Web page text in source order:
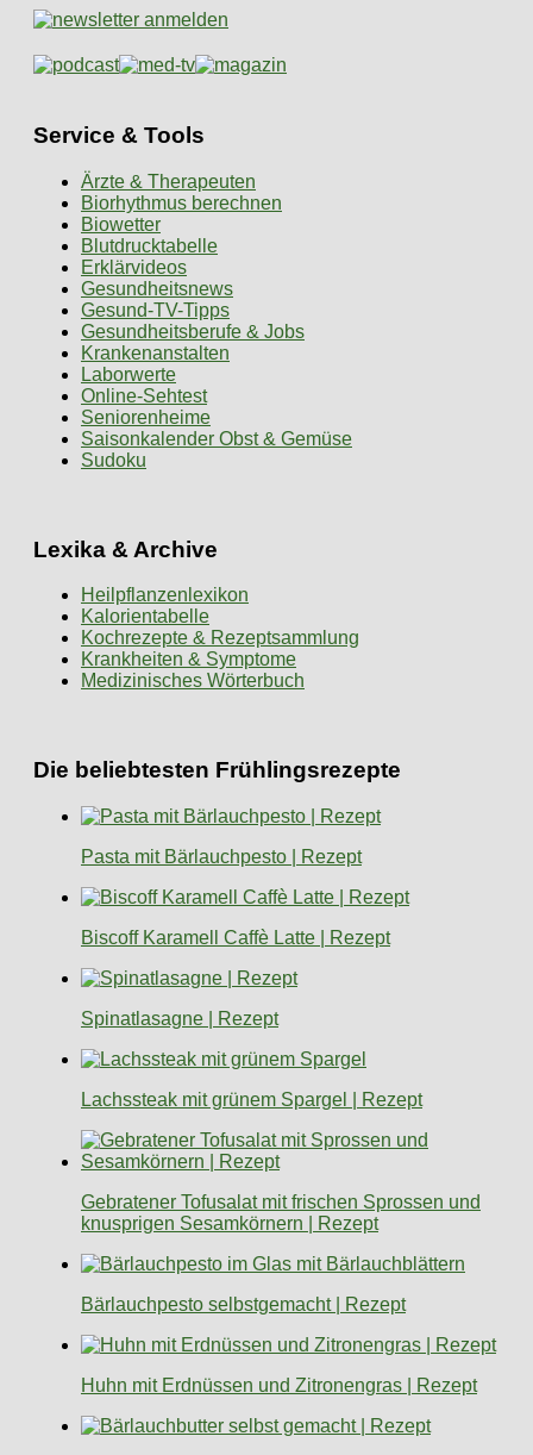
Service & Tools
Ärzte & Therapeuten
Biorhythmus berechnen
Biowetter
Blutdrucktabelle
Erklärvideos
Gesundheitsnews
Gesund-TV-Tipps
Gesundheitsberufe & Jobs
Krankenanstalten
Laborwerte
Online-Sehtest
Seniorenheime
Saisonkalender Obst & Gemüse
Sudoku
Lexika & Archive
Heilpflanzenlexikon
Kalorientabelle
Kochrezepte & Rezeptsammlung
Krankheiten & Symptome
Medizinisches Wörterbuch
Die beliebtesten Frühlingsrezepte
Pasta mit Bärlauchpesto | Rezept
Biscoff Karamell Caffè Latte | Rezept
Spinatlasagne | Rezept
Lachssteak mit grünem Spargel | Rezept
Gebratener Tofusalat mit frischen Sprossen und
knusprigen Sesamkörnern | Rezept
Bärlauchpesto selbstgemacht | Rezept
Huhn mit Erdnüssen und Zitronengras | Rezept